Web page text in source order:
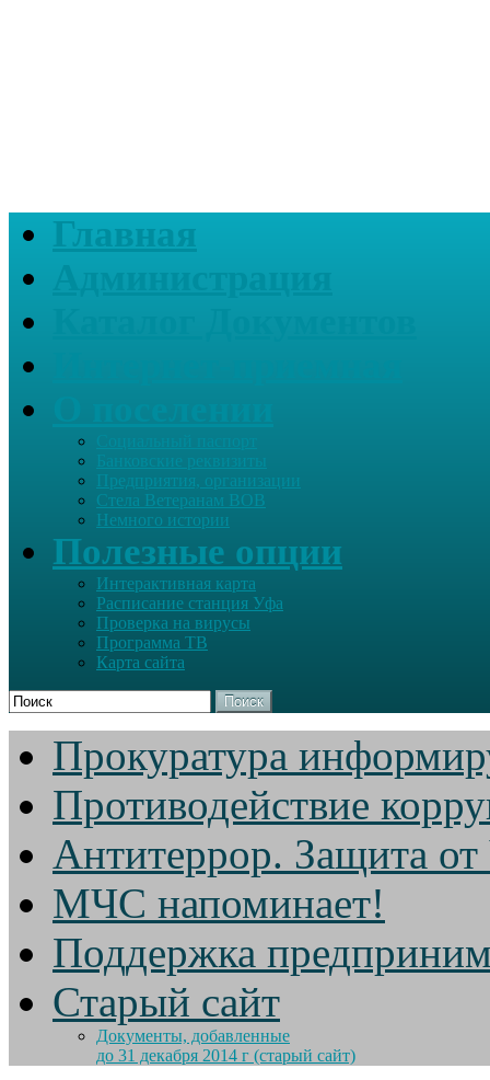
Главная
Банковские реквизиты
Предприятия, организации
Стела Ветеранам ВОВ
Немного истории
Полезные опции
Интерактивная карта
Расписание станция Уфа
Проверка на вирусы
Программа ТВ
Карта сайта
Поиск
Прокуратура
Противодействие
Антитеррор. Защита
МЧС напоминает!
Поддержка
Старый сайт
Документы, добавленные
до 31 декабря 2014 г (старый сайт)